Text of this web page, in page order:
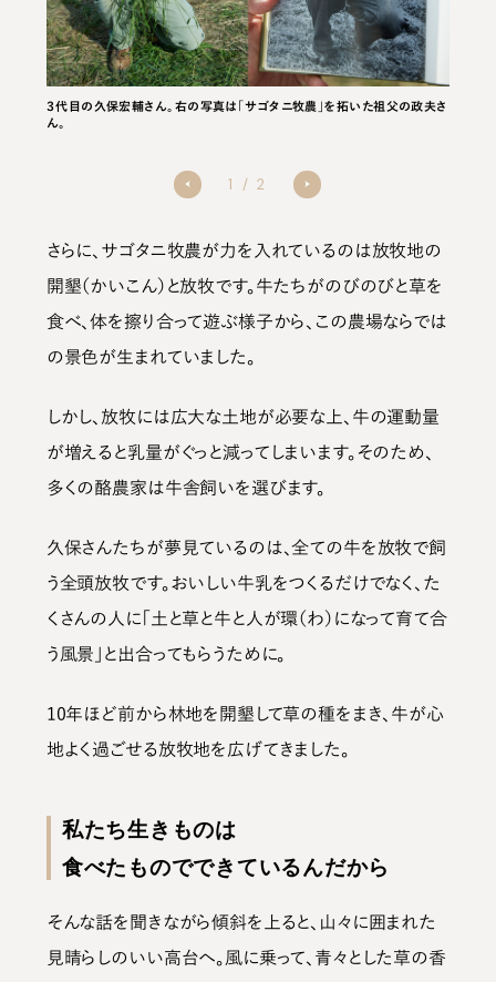
３代目の久保宏輔さん。右の写真は「サゴタニ牧農」を拓いた祖父の政夫さ
ん。
1 / 2
さらに、サゴタニ牧農が力を入れているのは放牧地の
開墾（かいこん）と放牧です。牛たちがのびのびと草を
食べ、体を擦り合って遊ぶ様子から、この農場ならでは
の景色が生まれていました。
しかし、放牧には広大な土地が必要な上、牛の運動量
が増えると乳量がぐっと減ってしまいます。そのため、
多くの酪農家は牛舎飼いを選びます。
久保さんたちが夢見ているのは、全ての牛を放牧で飼
う全頭放牧です。おいしい牛乳をつくるだけでなく、た
くさんの人に「土と草と牛と人が環（わ）になって育て合
う風景」と出合ってもらうために。
10年ほど前から林地を開墾して草の種をまき、牛が心
地よく過ごせる放牧地を広げてきました。
私たち生きものは
食べたものでできているんだから
そんな話を聞きながら傾斜を上ると、山々に囲まれた
見晴らしのいい高台へ。風に乗って、青々とした草の香